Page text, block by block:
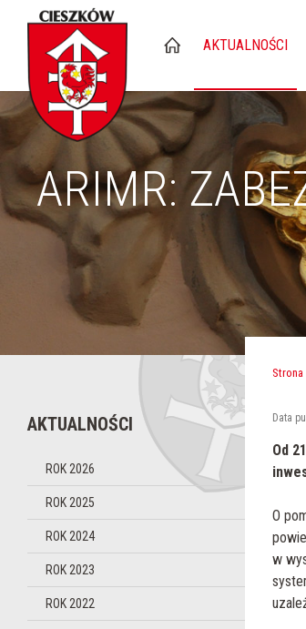
AKTUALNOŚCI
ARIMR:
Strona
AKTUALNOŚCI
ROK 2026
ROK 2025
ROK 2024
ROK 2023
ROK 2022
Data
Od
O
w